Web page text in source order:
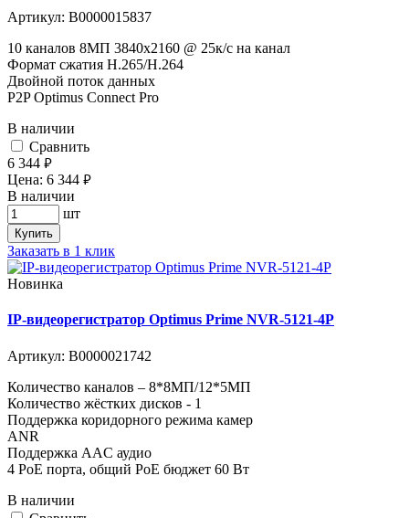
Артикул: В0000015837
10 каналов 8МП 3840х2160 @ 25к/с на канал
Формат сжатия H.265/H.264
Двойной поток данных
P2P Optimus Connect Pro
В наличии
Cравнить
6 344 руб.
Цена: 6 344 руб.
В наличии
шт
Купить
Заказать в 1 клик
Новинка
IP-видеорегистратор Optimus Prime NVR-5121-4P
Артикул: В0000021742
Количество каналов – 8*8МП/12*5МП
Количество жёстких дисков - 1
Поддержка коридорного режима камер
ANR
Поддержка AAC аудио
4 PoE порта, общий PoE бюджет 60 Вт
В наличии